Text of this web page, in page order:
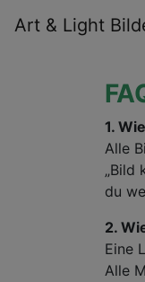
Art & Light
1.
Alle
„Bild
du
2.
Eine
Alle